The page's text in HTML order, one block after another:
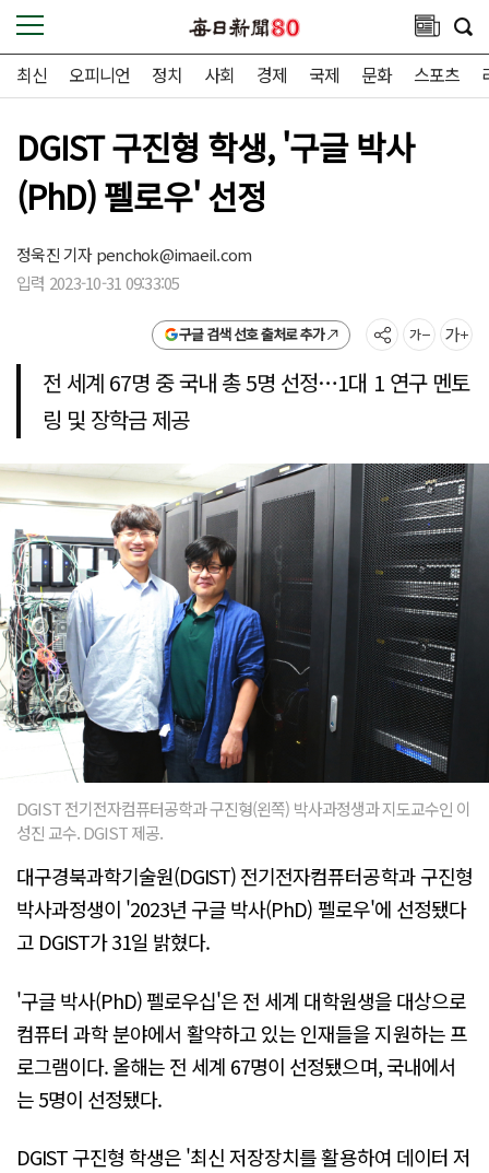
최신 오피니언 정치 사회 경제 국제 문화 스포츠
DGIST 구진형 학생, '구글 박사
(PhD) 펠로우' 선정
정욱진 기자penchok@imaeil.com
입력 2023-10-31 09:33:05
구글 검색 선호 출처로 추가
전 세계 67명 중 국내 총 5명 선정…1대 1 연구 멘토
링 및 장학금 제공
DGIST 전기전자컴퓨터공학과 구진형(왼쪽) 박사과정생과 지도교수인 이
성진 교수. DGIST 제공.
대구경북과학기술원(DGIST) 전기전자컴퓨터공학과 구진형
박사과정생이 '2023년 구글 박사(PhD) 펠로우'에 선정됐다
고 DGIST가 31일 밝혔다.
'구글 박사(PhD) 펠로우십'은 전 세계 대학원생을 대상으로
컴퓨터 과학 분야에서 활약하고 있는 인재들을 지원하는 프
로그램이다. 올해는 전 세계 67명이 선정됐으며, 국내에서
는 5명이 선정됐다.
DGIST 구진형 학생은 '최신 저장장치를 활용하여 데이터 저